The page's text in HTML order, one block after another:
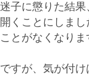
迷子に懲りた結
開くことにしま
ことがなくなりま
ですが、気が付け